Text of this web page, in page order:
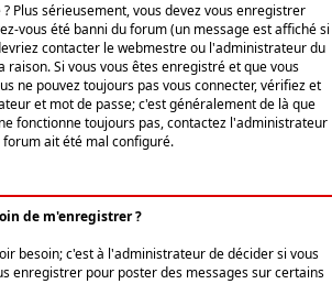
Plus sérieusement, vous devez vous enregistrer
vous été banni du forum (un message est affiché si
contacter le webmestre ou l'administrateur du
Si vous vous êtes enregistré et que vous
ne pouvez toujours pas vous connecter, vérifiez et
et mot de passe; c'est généralement de là que
fonctionne toujours pas, contactez l'administrateur
ait été mal configuré.
de m'enregistrer ?
besoin; c'est à l'administrateur de décider si vous
enregistrer pour poster des messages sur certains